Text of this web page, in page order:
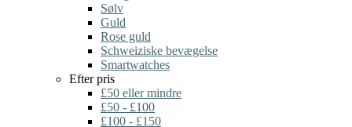
Sølv
Guld
Rose guld
Schweiziske bevægelse
Smartwatches
Efter pris
£50 eller mindre
£50 - £100
£100 - £150